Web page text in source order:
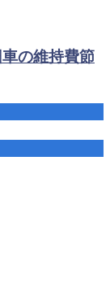
車の維持費節